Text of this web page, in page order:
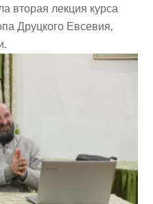
вторая лекция курса
Друцкого Евсевия,